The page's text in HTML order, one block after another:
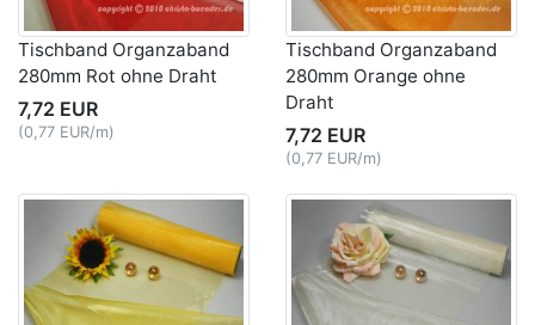
Tischband Organzaband
280mm Rot ohne Draht
7,72 EUR
(0,77 EUR/m)
Tischband Organzaband
280mm Orange ohne
Draht
7,72 EUR
(0,77 EUR/m)